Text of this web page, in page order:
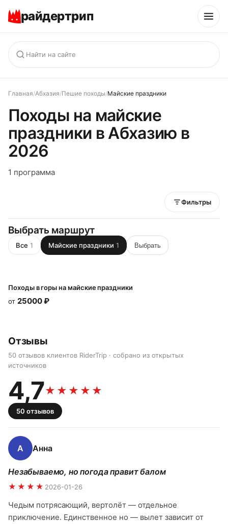
райдертрип
Главная/Абхазия/Пешие походы/Майские праздники
Походы на майские
праздники в Абхазию в
2026
1 программа
Фильтры
Выбрать маршрут
Все 1 Майские праздники 1 Выбрать
Походы в горы на майские праздники
от 25000₽
Отзывы
50 отзывов клиентов RiderTrip · собрано из открытых
источников
4,7★★★★★
50 отзывов
А Анна
Незабываемо, но погода правит балом
★★★★ 2026-01-26
Чедым потрясающий, вертолёт — отдельное
приключение. Единственное но — вылет зависит от